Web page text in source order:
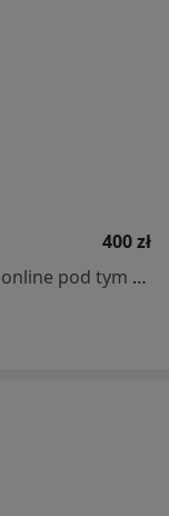
400 zł
Specjalista nie oferuje umawiania online pod tym adresem.